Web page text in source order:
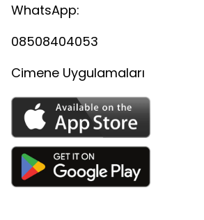
WhatsApp:
08508404053
Cimene Uygulamaları